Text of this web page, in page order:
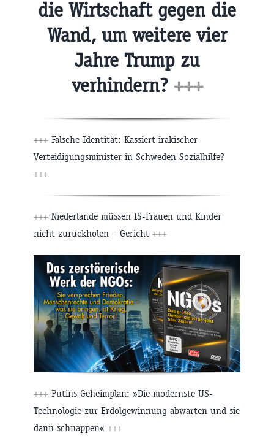
die Wirtschaft gegen die
Wand, um weitere vier
Jahre Trump zu
verhindern? +++
+++ Falsche Identität: Kassiert irakischer
Verteidigungsminister in Schweden Sozialhilfe?
+++
+++ Niederlande müssen IS-Frauen und Kinder
nicht zurückholen – Gericht +++
+++ Putins Geheimplan: »Die modernste US-
Technologie zur Erdölgewinnung abwarten und sie
dann schnappen« +++